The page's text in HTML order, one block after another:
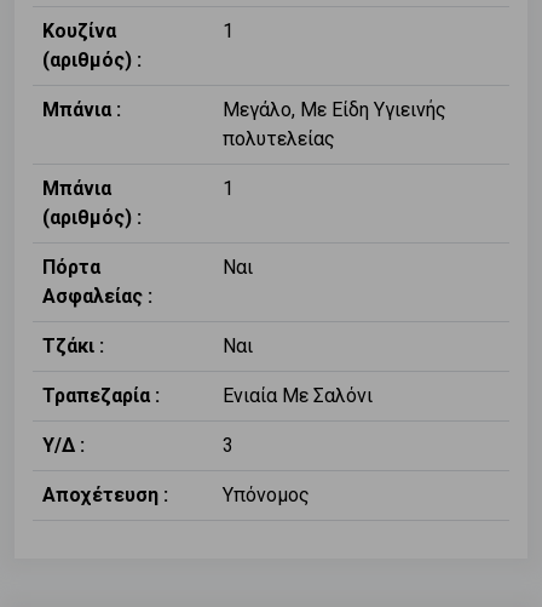
Κουζίνα
(αριθμός) :
1
Μπάνια :
Μεγάλο, Με Είδη Υγιεινής
πολυτελείας
Μπάνια
(αριθμός) :
1
Πόρτα
Ασφαλείας :
Ναι
Τζάκι : Ναι
Τραπεζαρία : Ενιαία Με Σαλόνι
Υ/Δ : 3
Αποχέτευση : Υπόνομος